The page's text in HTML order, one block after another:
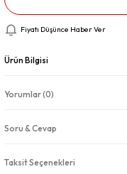
Fiyatı Düşünce Haber Ver
Ürün Bilgisi
Yorumlar (0)
Soru & Cevap
Taksit Seçenekleri